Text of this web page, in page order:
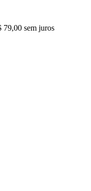
79,00 sem juros